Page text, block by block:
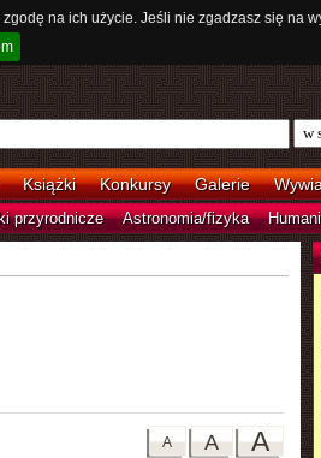
na ich użycie. Jeśli nie zgadzasz się
Książki Konkursy Galerie
przyrodnicze Astronomia/fizyka
A
A
A